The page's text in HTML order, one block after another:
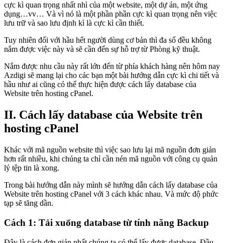
cực kì quan trọng nhất nhì của một website, một dự án, một ứng
dụng…vv… Và vì nó là một phần phần cực kì quan trọng nên việc
lưu trữ và sao lưu định kì là cực kì cần thiết.
Tuy nhiên đối với hầu hết người dùng cơ bản thì đa số đều không
nắm được việc này và sẽ cần đến sự hỗ trợ từ Phòng kỹ thuật.
Nắm được nhu cầu này rất lớn đến từ phía khách hàng nên hôm nay
Azdigi sẽ mang lại cho các bạn một bài hướng dẫn cực kì chi tiết và
hầu như ai cũng có thể thực hiện được cách lấy database của
Website trên hosting cPanel.
II. Cách lấy database của Website trên
hosting cPanel
Khác với mã nguồn website thì việc sao lưu lại mã nguồn đơn giản
hơn rất nhiều, khi chúng ta chỉ cần nén mã nguồn với công cụ quản
lý tệp tin là xong.
Trong bài hướng dẫn này mình sẽ hướng dẫn cách lấy database của
Website trên hosting cPanel với 3 cách khác nhau. Và mức độ phức
tạp sẽ tăng dần.
Cách 1: Tải xuống database từ tính năng Backup